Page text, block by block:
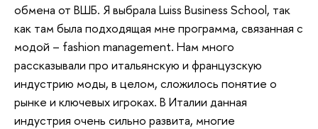
обмена от ВШБ. Я выбрала Luiss Business School, так
как там была подходящая мне программа, связанная с
модой – fashion management. Нам много
рассказывали про итальянскую и французскую
индустрию моды, в целом, сложилось понятие о
рынке и ключевых игроках. В Италии данная
индустрия очень сильно развита, многие